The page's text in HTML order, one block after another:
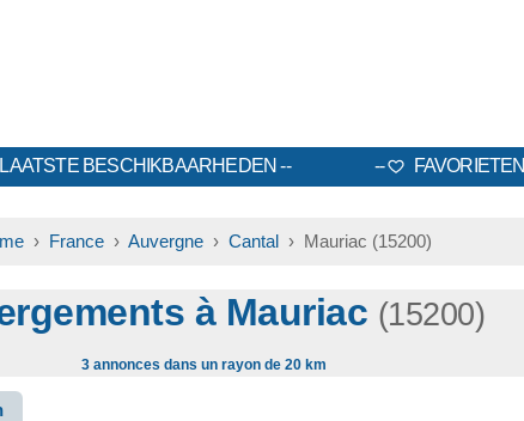
LAATSTE BESCHIKBAARHEDEN FAVORIETEN
› France ›Auvergne ›Cantal › Mauriac (15200)
à Mauriac (15200)
3 annonces dans un rayon de 20 km